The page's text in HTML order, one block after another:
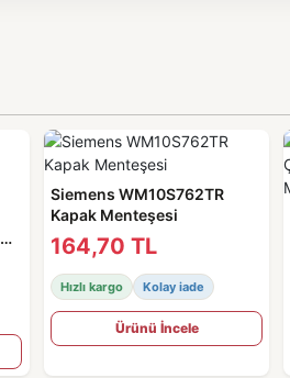
Siemens WM10S762TR
Kapak Menteşesi
164,70 TL
Hızlı kargo Kolay iade
Ürünü İncele